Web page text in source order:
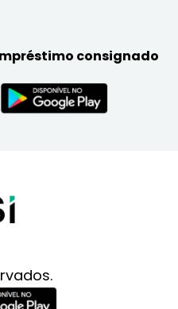
consignado